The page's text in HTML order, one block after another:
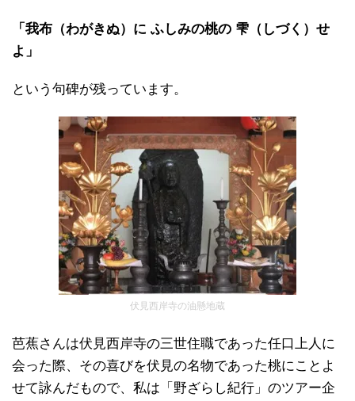
「我布（わがきぬ）に ふしみの桃の 雫（しづく）せ
よ」
という句碑が残っています。
伏見西岸寺の油懸地蔵
芭蕉さんは伏見西岸寺の三世住職であった任口上人に
会った際、その喜びを伏見の名物であった桃にことよ
せて詠んだもので、私は「野ざらし紀行」のツアー企